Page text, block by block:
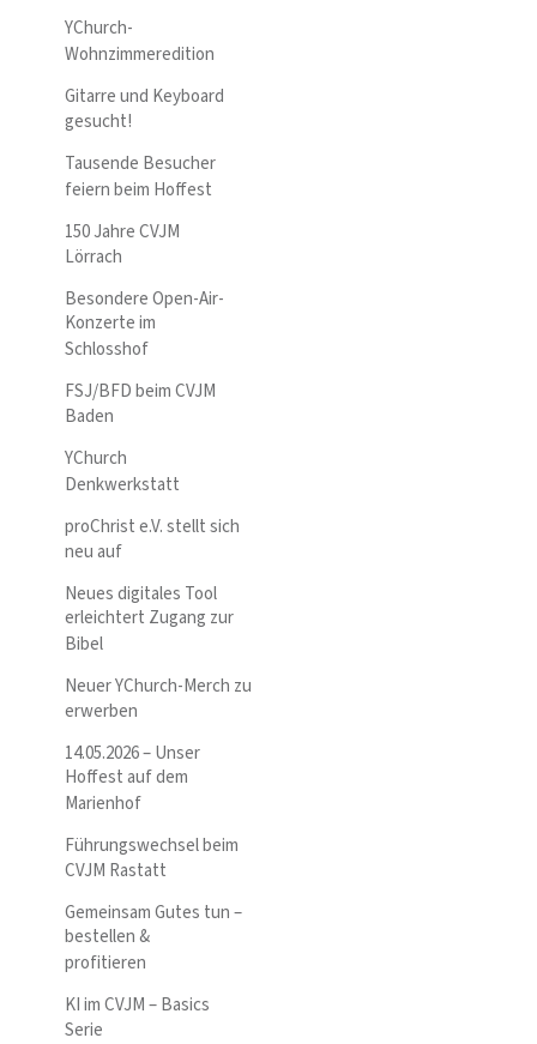
YChurch-
Wohnzimmeredition
Gitarre und Keyboard
gesucht!
Tausende Besucher
feiern beim Hoffest
150 Jahre CVJM
Lörrach
Besondere Open-Air-
Konzerte im
Schlosshof
FSJ/BFD beim CVJM
Baden
YChurch
Denkwerkstatt
proChrist e.V. stellt sich
neu auf
Neues digitales Tool
erleichtert Zugang zur
Bibel
Neuer YChurch-Merch zu
erwerben
14.05.2026 – Unser
Hoffest auf dem
Marienhof
Führungswechsel beim
CVJM Rastatt
Gemeinsam Gutes tun –
bestellen &
profitieren
KI im CVJM – Basics
Serie